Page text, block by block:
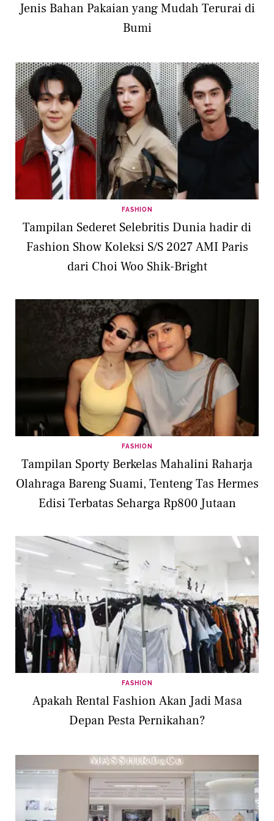
Jenis Bahan Pakaian yang Mudah Terurai di
Bumi
FASHION
Tampilan Sederet Selebritis Dunia hadir di
Fashion Show Koleksi S/S 2027 AMI Paris
dari Choi Woo Shik-Bright
FASHION
Tampilan Sporty Berkelas Mahalini Raharja
Olahraga Bareng Suami, Tenteng Tas Hermes
Edisi Terbatas Seharga Rp800 Jutaan
FASHION
Apakah Rental Fashion Akan Jadi Masa
Depan Pesta Pernikahan?